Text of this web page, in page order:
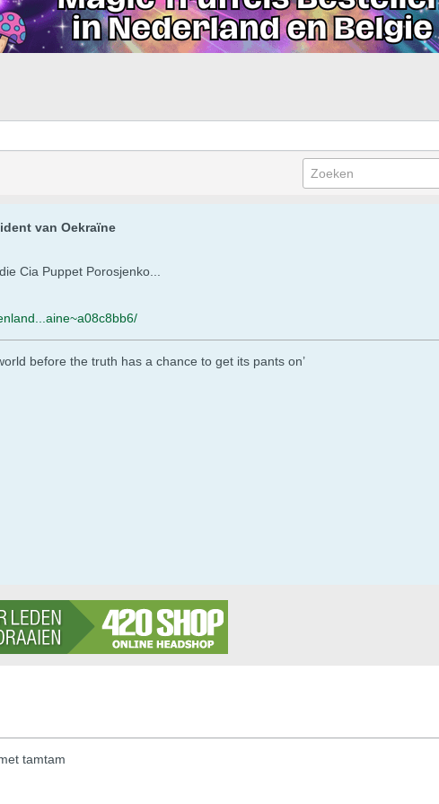
van Oekraïne
Cia Puppet Porosjenko...
before the truth has a chance to get its pants on’
tamtam